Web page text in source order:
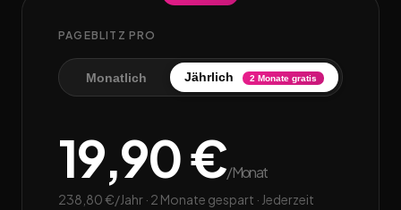
PAGEBLITZ PRO
Monatlich Jährlich 2 Monate gratis
19,90 €/Monat
238,80 €/Jahr · 2 Monate gespart · Jederzeit